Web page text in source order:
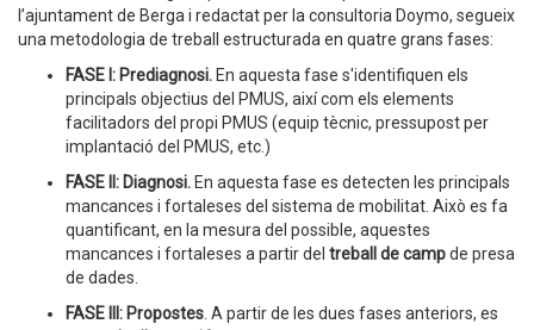
l’ajuntament de Berga i redactat per la consultoria Doymo, segueix
una metodologia de treball estructurada en quatre grans fases:
FASE I: Prediagnosi. En aquesta fase s'identifiquen els
principals objectius del PMUS, així com els elements
facilitadors del propi PMUS (equip tècnic, pressupost per
implantació del PMUS, etc.)
FASE II: Diagnosi. En aquesta fase es detecten les principals
mancances i fortaleses del sistema de mobilitat. Això es fa
quantificant, en la mesura del possible, aquestes
mancances i fortaleses a partir del treball de campde presa
de dades.
FASE III: Propostes . A partir de les dues fases anteriors, es